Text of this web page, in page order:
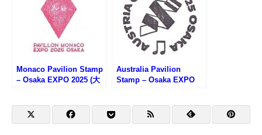
Monaco Pavilion Stamp
– Osaka EXPO 2025 (大
Australia Pavilion
Stamp – Osaka EXPO